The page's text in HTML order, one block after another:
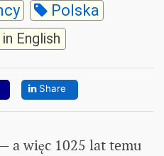
Polska
English
Share
a więc 1025 lat temu